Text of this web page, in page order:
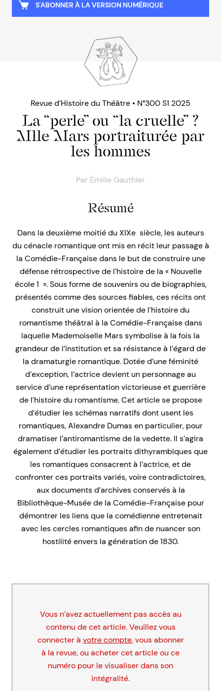
S'ABONNER À LA VERSION NUMÉRIQUE
Revue d’Histoire du Théâtre • N°300 S1 2025
La “perle” ou “la cruelle” ?
Mlle Mars portraiturée par
les hommes
Par Émilie Gauthier
Résumé
Dans la deuxième moitié du XIXe siècle, les auteurs
du cénacle romantique ont mis en récit leur passage à
la Comédie-Française dans le but de construire une
défense rétrospective de l’histoire de la « Nouvelle
école 1 ». Sous forme de souvenirs ou de biographies,
présentés comme des sources fiables, ces récits ont
construit une vision orientée de l’histoire du
romantisme théâtral à la Comédie-Française dans
laquelle Mademoiselle Mars symbolise à la fois la
grandeur de l’institution et sa résistance à l’égard de
la dramaturgie romantique. Dotée d’une féminité
d’exception, l’actrice devient un personnage au
service d’une représentation victorieuse et guerrière
de l’histoire du romantisme. Cet article se propose
d’étudier les schémas narratifs dont usent les
romantiques, Alexandre Dumas en particulier, pour
dramatiser l’antiromantisme de la vedette. Il s’agira
également d’étudier les portraits dithyrambiques que
les romantiques consacrent à l’actrice, et de
confronter ces portraits variés, voire contradictoires,
aux documents d’archives conservés à la
Bibliothèque-Musée de la Comédie-Française pour
démontrer les liens que la comédienne entretenait
avec les cercles romantiques afin de nuancer son
hostilité envers la génération de 1830.
Vous n’avez actuellement pas accès au
contenu de cet article. Veuillez vous
connecter à votre compte, vous abonner
à la revue, ou acheter cet article ou ce
numéro pour le visualiser dans son
intégralité.